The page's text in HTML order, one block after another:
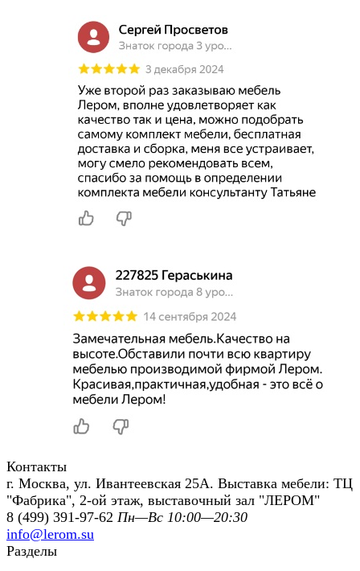
Контакты
г. Москва, ул. Ивантеевская 25А. Выставка мебели: ТЦ
"Фабрика", 2-ой этаж, выставочный зал "ЛЕРОМ"
8 (499) 391-97-62 Пн—Вс 10:00—20:30
info@lerom.su
Разделы